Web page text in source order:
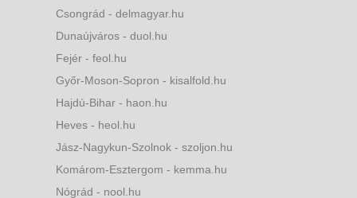
Csongrád - delmagyar.hu
Dunaújváros - duol.hu
Fejér - feol.hu
Győr-Moson-Sopron - kisalfold.hu
Hajdú-Bihar - haon.hu
Heves - heol.hu
Jász-Nagykun-Szolnok - szoljon.hu
Komárom-Esztergom - kemma.hu
Nógrád - nool.hu